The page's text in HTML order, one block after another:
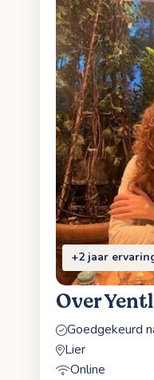
+2 jaar
Over Yentl
Goedgekeurd
Lier
Online